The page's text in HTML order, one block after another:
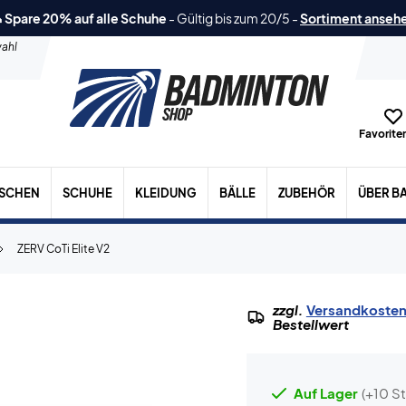
Spare 20% auf alle Schuhe - Gültig bis zum 20/5 -Sortiment
SCHUHE KLEIDUNG BÄLLE ZUBEHÖR ÜBER
ZERV CoTi Elite V2
zzgl. Versandkosten
Bestellwert
Auf Lager (+10